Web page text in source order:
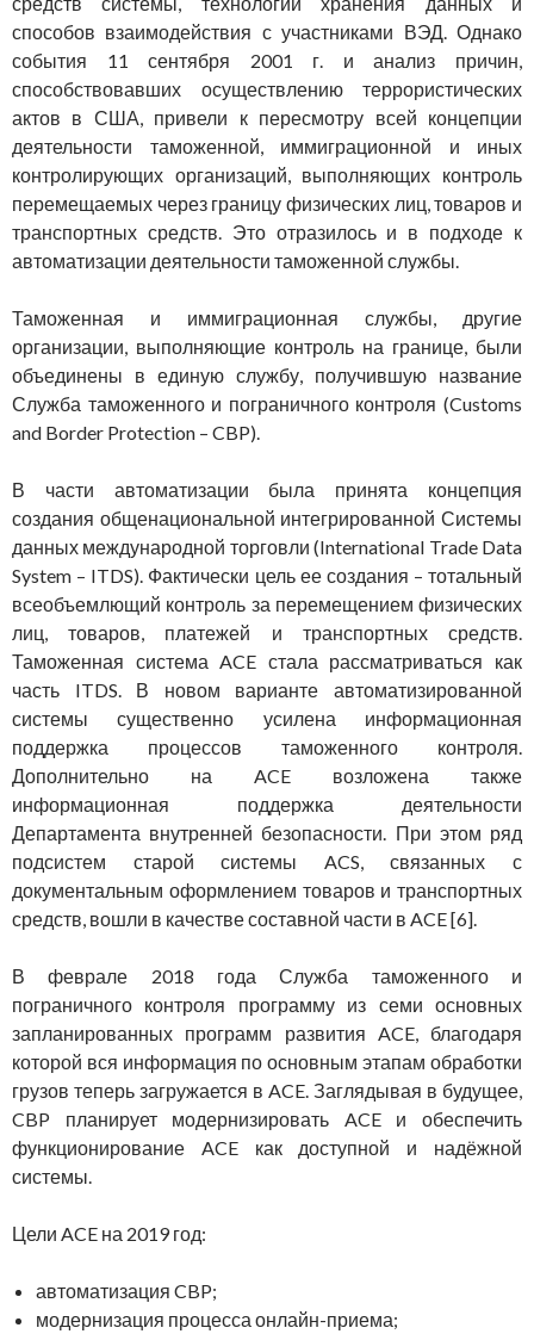
способов взаимодействия с участниками ВЭД. Однако
события 11 сентября 2001 г. и анализ причин,
способствовавших осуществлению террористических
актов в США, привели к пересмотру всей концепции
деятельности таможенной, иммиграционной и иных
контролирующих организаций, выполняющих контроль
перемещаемых через границу физических лиц, товаров и
транспортных средств. Это отразилось и в подходе к
автоматизации деятельности таможенной службы.
Таможенная и иммиграционная службы, другие
организации, выполняющие контроль на границе, были
объединены в единую службу, получившую название
Служба таможенного и пограничного контроля (Customs
and Border Protection – CBP).
В части автоматизации была принята концепция
создания общенациональной интегрированной Системы
данных международной торговли (International Trade Data
System – ITDS). Фактически цель ее создания – тотальный
всеобъемлющий контроль за перемещением физических
лиц, товаров, платежей и транспортных средств.
Таможенная система ACE стала рассматриваться как
часть ITDS. В новом варианте автоматизированной
системы существенно усилена информационная
поддержка процессов таможенного контроля.
Дополнительно на ACE возложена также
информационная поддержка деятельности
Департамента внутренней безопасности. При этом ряд
подсистем старой системы ACS, связанных с
документальным оформлением товаров и транспортных
средств, вошли в качестве составной части в ACE [6].
В феврале 2018 года Служба таможенного и
пограничного контроля программу из семи основных
запланированных программ развития ACE, благодаря
которой вся информация по основным этапам обработки
грузов теперь загружается в ACE. Заглядывая в будущее,
CBP планирует модернизировать ACE и обеспечить
функционирование ACE как доступной и надёжной
системы.
Цели ACE на 2019 год:
автоматизация CBP;
модернизация процесса онлайн-приема;